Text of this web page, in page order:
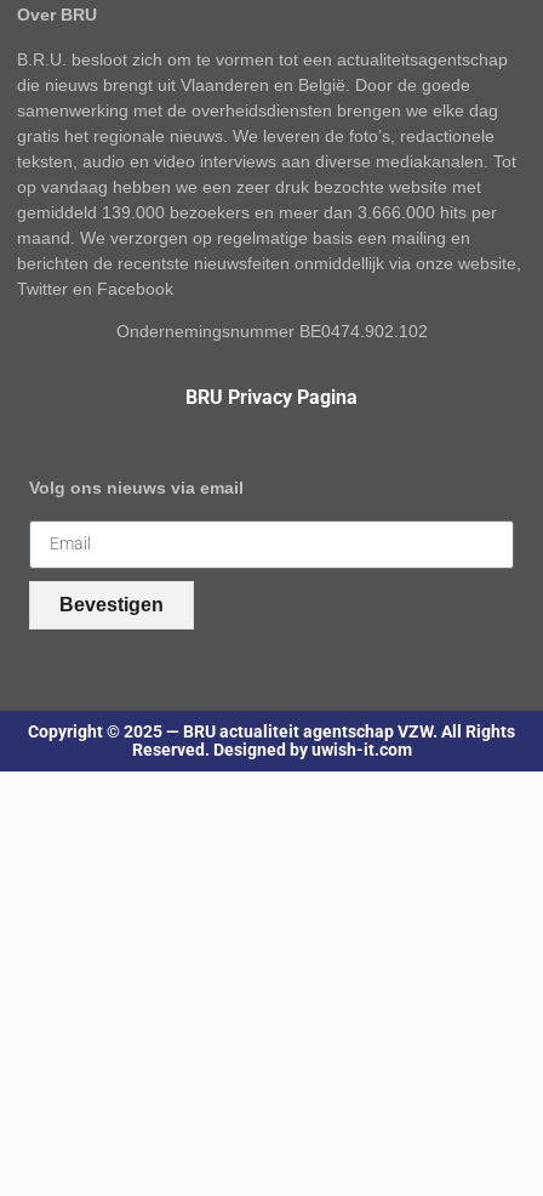
Over BRU
B.R.U. besloot zich om te vormen tot een actualiteitsagentschap
die nieuws brengt uit Vlaanderen en België. Door de goede
samenwerking met de overheidsdiensten brengen we elke dag
gratis het regionale nieuws. We leveren de foto’s, redactionele
teksten, audio en video interviews aan diverse mediakanalen. Tot
op vandaag hebben we een zeer druk bezochte website met
gemiddeld 139.000 bezoekers en meer dan 3.666.000 hits per
maand. We verzorgen op regelmatige basis een mailing en
berichten de recentste nieuwsfeiten onmiddellijk via onze website,
Twitter en Facebook
Ondernemingsnummer BE0474.902.102
BRU Privacy Pagina
Volg ons nieuws via email
Bevestigen
Copyright © 2025 — BRU actualiteit agentschap VZW. All Rights
Reserved. Designed by uwish-it.com